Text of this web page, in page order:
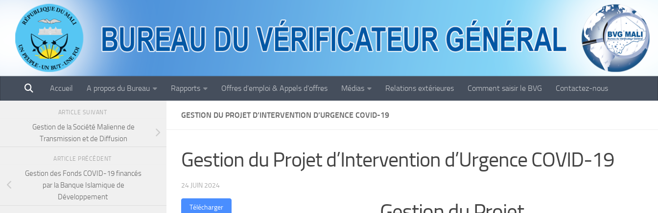
Skip to content
Accueil A propos du Bureau Rapports Offres d’emploi & Appels d’offres Médias Relations extérieures Comment saisir le BVG Contactez-nous
GESTION DU PROJET D’INTERVENTION D’URGENCE COVID-19
Gestion du Projet d’Intervention d’Urgence COVID-19
24 JUIN 2024
Télécharger
ARTICLE SUIVANT
Gestion de la Société Malienne de
Transmission et de Diffusion
ARTICLE PRÉCÉDENT
Gestion des Fonds COVID-19 financés
par la Banque Islamique de
Développement